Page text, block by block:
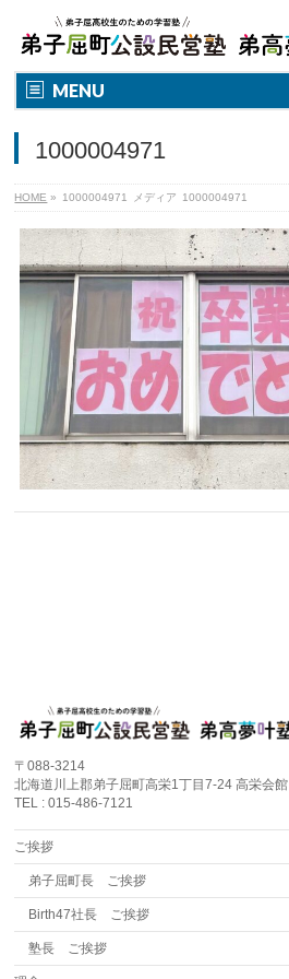
MENU
1000004971
HOME » 1000004971 メディア 1000004971
〒088-3214
北海道川上郡弟子屈町高栄1丁目7-24 高栄会館
TEL : 015-486-7121
ご挨拶
弟子屈町長 ご挨拶
Birth47社長 ご挨拶
塾長 ご挨拶